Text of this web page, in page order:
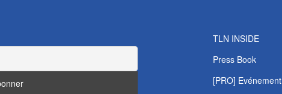
TLN INSIDE
Press Book
[PRO] Evénement